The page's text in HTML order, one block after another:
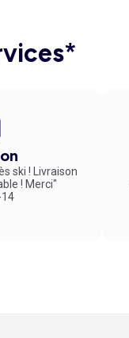
ski ! Livraison
! Merci"